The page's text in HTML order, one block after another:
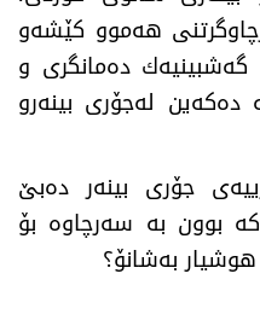
هەموو كێشەو
دەمانگری و
دەكەین لەجۆری بینەرو
جۆری بینەر دەبێ‌
بوون بە سەرچاوە بۆ
بەشانۆ؟